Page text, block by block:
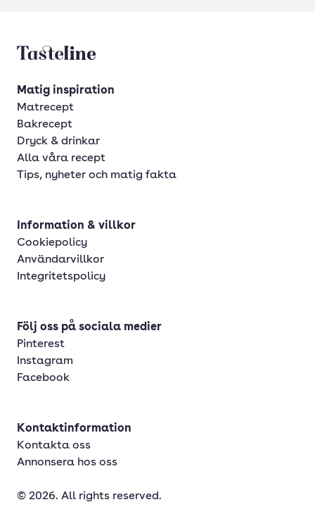
Tasteline startsida
Matig inspiration
Matrecept
Bakrecept
Dryck & drinkar
Alla våra recept
Tips, nyheter och matig fakta
Information & villkor
Cookiepolicy
Användarvillkor
Integritetspolicy
Följ oss på sociala medier
Pinterest
Instagram
Facebook
Kontaktinformation
Kontakta oss
Annonsera hos oss
© 2026. All rights reserved.